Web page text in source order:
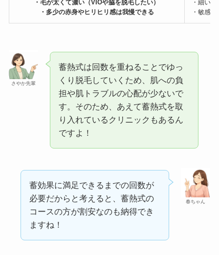
・毛が太くて濃い（VIOや脇を脱毛したい）
・多少の赤身やヒリヒリ感は我慢できる
・細い
・敏感
さやか先輩
蓄熱式は回数を重ねることでゆっ
くり脱毛していくため、肌への負
担や肌トラブルの心配が少ないで
す。そのため、あえて蓄熱式を取
り入れているクリニックもあるん
ですよ！
春ちゃん
蓄効果に満足できるまでの回数が
必要だからと考えると、蓄熱式の
コースの方が割安なのも納得でき
ますね！